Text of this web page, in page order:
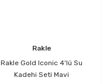
Rakle
Rakle Gold Iconic 4'lü Su
Kadehi Seti Mavi